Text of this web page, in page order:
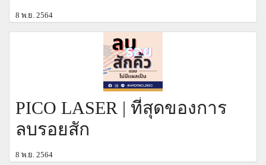
8 พ.ย. 2564
PICO LASER | ที่สุดของการ
ลบรอยสัก
8 พ.ย. 2564